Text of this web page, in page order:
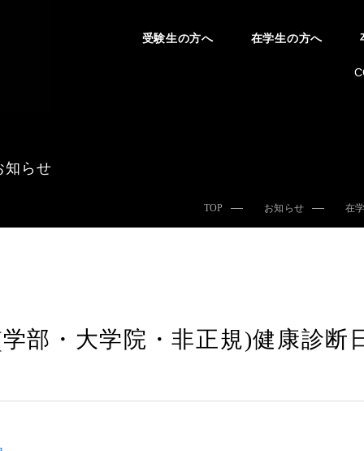
受験生の方へ 在学生の方へ
知らせ
TOP お知らせ 在
部・大学院・非正規)健康診断